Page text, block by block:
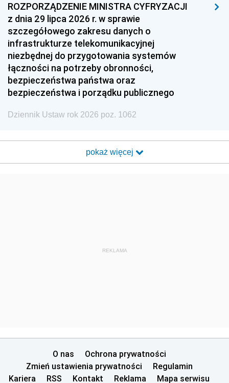
ROZPORZĄDZENIE MINISTRA CYFRYZACJI
z dnia 29 lipca 2026 r. w sprawie
szczegółowego zakresu danych o
infrastrukturze telekomunikacyjnej
niezbędnej do przygotowania systemów
łączności na potrzeby obronności,
bezpieczeństwa państwa oraz
bezpieczeństwa i porządku publicznego
Dziennik Ustaw rok 2026 poz. 1062
pokaż więcej
REKLAMA
O nas
Ochrona prywatności
Zmień ustawienia prywatności
Regulamin
Kariera
RSS Kontakt Reklama Mapa serwisu